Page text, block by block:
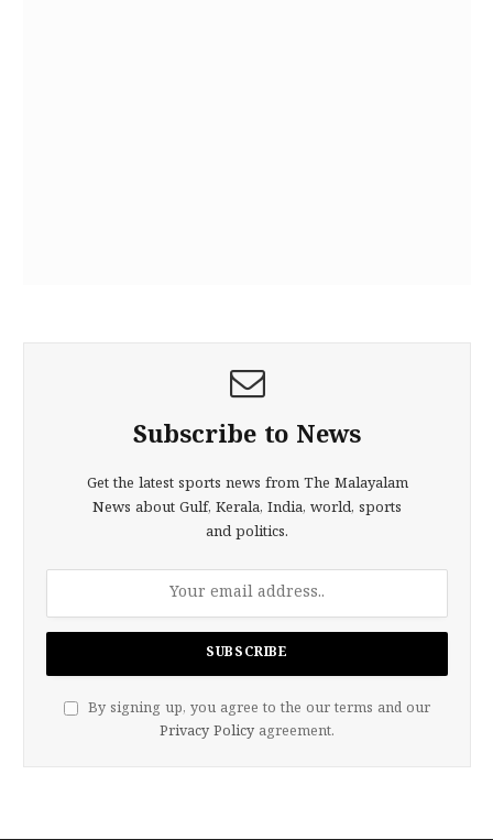
Subscribe to News
Get the latest sports news from The Malayalam
News about Gulf, Kerala, India, world, sports
and politics.
By signing up, you agree to the our terms and our
Privacy Policy agreement.